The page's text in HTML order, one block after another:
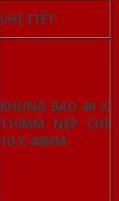
CHI TIẾT
KHUNG BAO 40 X
110MM NẸP CHỈ
10 X 40MM